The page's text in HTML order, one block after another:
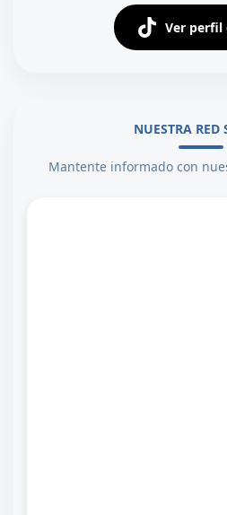
Ver perfil
NUESTRA RED
Mantente informado con